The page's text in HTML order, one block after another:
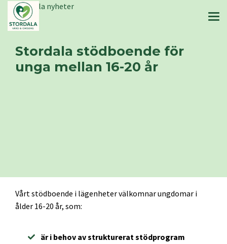
Stordala nyheter
Stordala stödboende för
unga mellan 16-20 år
Vårt stödboende i lägenheter välkomnar ungdomar i
ålder 16-20 år, som:
är i behov av strukturerat stödprogram